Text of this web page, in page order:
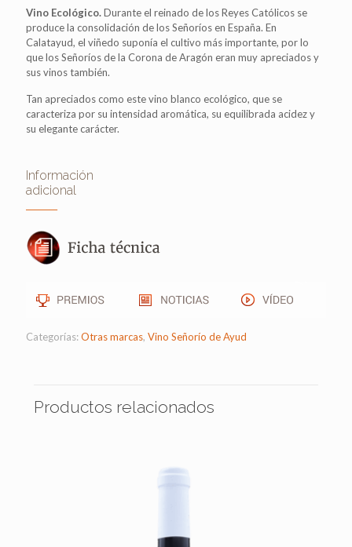
Vino Ecológico.Durante el reinado de los Reyes Católicos se
produce la consolidación de los Señoríos en España. En
Calatayud, el viñedo suponía el cultivo más importante, por lo
que los Señoríos de la Corona de Aragón eran muy apreciados y
sus vinos también.
Tan apreciados como este vino blanco ecológico, que se
caracteriza por su intensidad aromática, su equilibrada acidez y
su elegante carácter.
Información
adicional
Categorías:Otras marcas, Vino Señorío de Ayud
Productos relacionados